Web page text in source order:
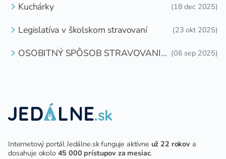
Kuchárky (18 dec 2025)
Legislatíva v školskom stravovaní (23 okt 2025)
OSOBITNÝ SPÔSOB STRAVOVANIA (06 sep 2025)
Internetový portál Jedálne.sk funguje aktívne už 22 rokova
dosahuje okolo 45 000 prístupov za mesiac.